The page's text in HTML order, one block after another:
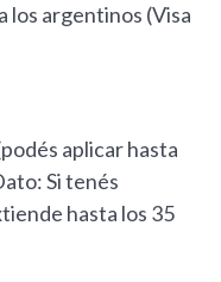
los argentinos (Visa
aplicar hasta
Si tenés
hasta los 35